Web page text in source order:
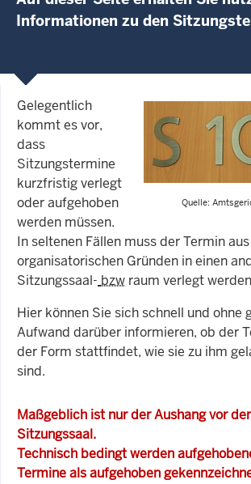
Informationen zu den
Quelle:
Gelegentlich
kommt es vor,
dass
Sitzungstermine
kurzfristig verlegt
oder aufgehoben
werden müssen.
In seltenen Fällen muss der Termin aus
organisatorischen Gründen in einen
Sitzungssaal- bzw raum verlegt
Hier können Sie sich schnell und ohne
Aufwand darüber informieren, ob der
der Form stattfindet, wie sie zu ihm
sind.
Maßgeblich ist nur der Aushang vor
Sitzungssaal.
Technisch bedingt werden
Termine als aufgehoben